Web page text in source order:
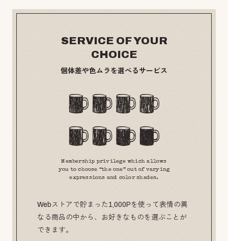
SERVICE OF YOUR
CHOICE
個体差や色ムラを選べるサービス
Membership privilege which allows
you to choose “the one” out of varying
expressions and color shades.
Webストアで貯まった1,000Pを使って表情の異
なる商品の中から、お好きなものを選ぶことが
できます。